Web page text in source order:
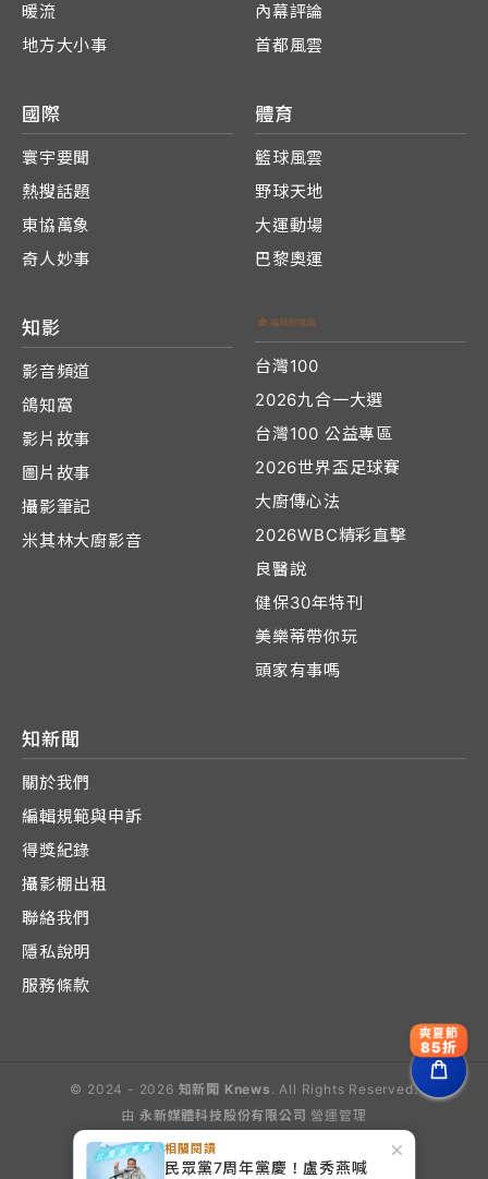
×
相關閱讀
民眾黨7周年黨慶！盧秀燕喊
暖流
地方大小事
內幕評論
首都風雲
國際
寰宇要聞
熱搜話題
東協萬象
奇人妙事
體育
籃球風雲
野球天地
大運動場
巴黎奧運
知影
影音頻道
鴿知窩
影片故事
圖片故事
攝影筆記
米其林大廚影音
台灣100
2026九合一大選
台灣100 公益專區
2026世界盃足球賽
大廚傳心法
2026WBC精彩直擊
良醫說
健保30年特刊
美樂蒂帶你玩
頭家有事嗎
知新聞
關於我們
編輯規範與申訴
得獎紀錄
攝影棚出租
聯絡我們
隱私說明
服務條款
© 2024 - 2026 知新聞 Knews . All Rights Reserved.
由 永新媒體科技股份有限公司 營運管理
爽夏節
85折